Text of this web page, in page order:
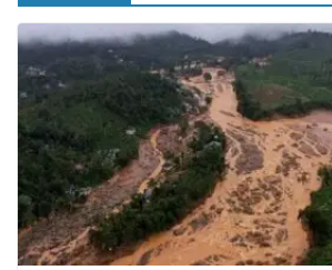
வயநாடு
இதுதான்
நீலகிரியில்
Landslide
July 31, 2024
BSNLக்கு
பா.ஜ.க.
இறுதி உயிர்த்